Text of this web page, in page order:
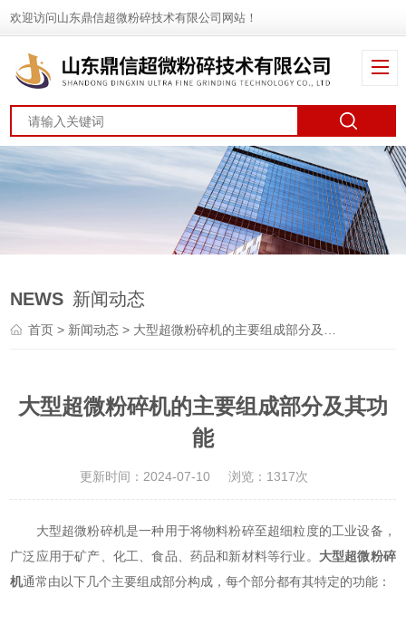
欢迎访问山东鼎信超微粉碎技术有限公司网站！
NEWS 新闻动态
首页 > 新闻动态 > 大型超微粉碎机的主要组成部分及其功能
大型超微粉碎机的主要组成部分及其功
能
更新时间：2024-07-10 浏览：1317次
大型超微粉碎机是一种用于将物料粉碎至超细粒度的工业设备，
广泛应用于矿产、化工、食品、药品和新材料等行业。 大型超微粉碎
机通常由以下几个主要组成部分构成，每个部分都有其特定的功能：